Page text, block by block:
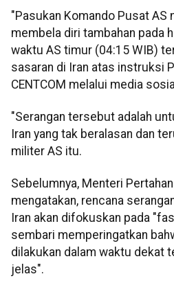
"Pasukan Komando Pusat AS
membela diri tambahan pada
waktu AS timur (04:15 WIB)
sasaran di Iran atas instruksi
CENTCOM melalui media
"Serangan tersebut adalah
Iran yang tak beralasan dan
militer AS itu.
Sebelumnya, Menteri
mengatakan, rencana
Iran akan difokuskan pada
sembari memperingatkan
dilakukan dalam waktu dekat
jelas".